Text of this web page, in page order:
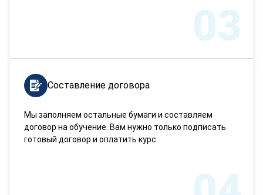
03
Составление договора
Мы заполняем остальные бумаги и составляем
договор на обучение. Вам нужно только подписать
готовый договор и оплатить курс.